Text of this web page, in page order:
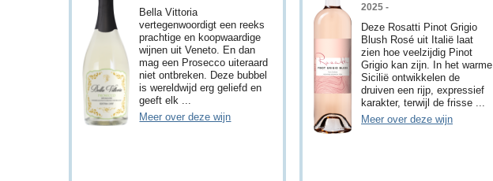
Bella Vittoria
vertegenwoordigt een reeks
prachtige en koopwaardige
wijnen uit Veneto. En dan
mag een Prosecco uiteraard
niet ontbreken. Deze bubbel
is wereldwijd erg geliefd en
geeft elk ...
Meer over deze wijn
2025 -
Deze Rosatti Pinot Grigio
Blush Rosé uit Italië laat
zien hoe veelzijdig Pinot
Grigio kan zijn. In het warme
Sicilië ontwikkelen de
druiven een rijp, expressief
karakter, terwijl de frisse ...
Meer over deze wijn